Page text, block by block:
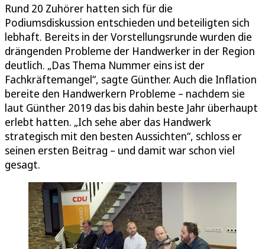
Rund 20 Zuhörer hatten sich für die
Podiumsdiskussion entschieden und beteiligten sich
lebhaft. Bereits in der Vorstellungsrunde wurden die
drängenden Probleme der Handwerker in der Region
deutlich. „Das Thema Nummer eins ist der
Fachkräftemangel“, sagte Günther. Auch die Inflation
bereite den Handwerkern Probleme – nachdem sie
laut Günther 2019 das bis dahin beste Jahr überhaupt
erlebt hatten. „Ich sehe aber das Handwerk
strategisch mit den besten Aussichten“, schloss er
seinen ersten Beitrag – und damit war schon viel
gesagt.